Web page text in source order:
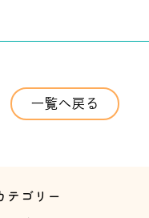
一覧へ戻る
テゴリー